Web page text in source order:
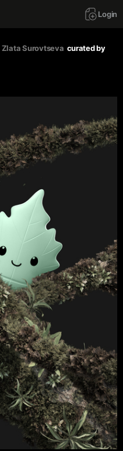
Login
Zlata Surovtseva curated by